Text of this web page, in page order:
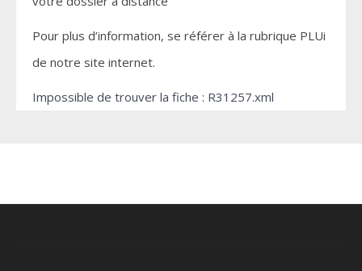
Pour plus d’information, se référer à la rubrique PLUi
de notre site internet.
Impossible de trouver la fiche : R31257.xml